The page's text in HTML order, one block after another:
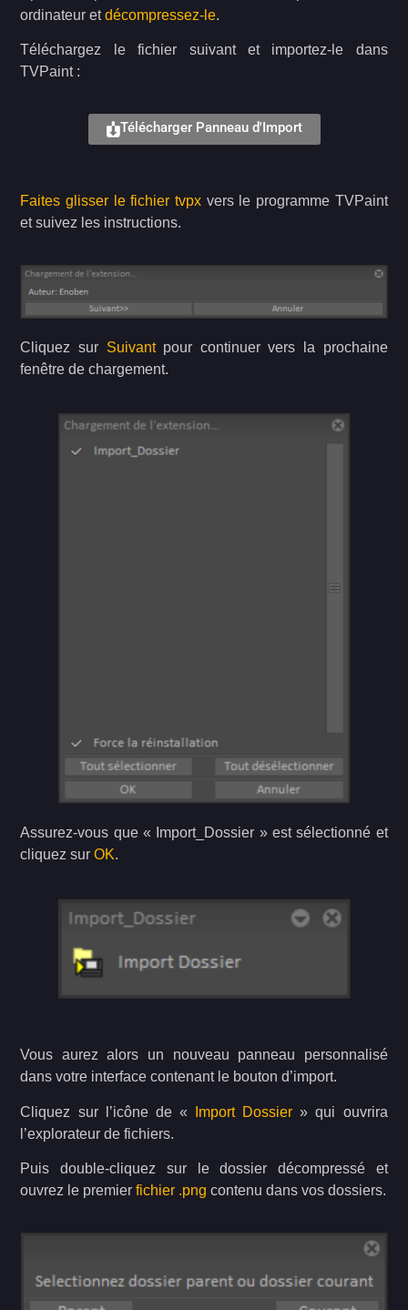
ordinateur etdécompressez-le.
Téléchargez le fichier suivant et importez-le dans
TVPaint :
Télécharger Panneau d'Import
Faites glisser le fichier tvpx vers le programme TVPaint
et suivez les instructions.
Cliquez sur Suivantpour continuer vers la prochaine
fenêtre de chargement.
Assurez-vous que « Import_Dossier » est sélectionné et
cliquez surOK.
Vous aurez alors un nouveau panneau personnalisé
dans votre interface contenant le bouton d’import.
Cliquez sur l’icône de « Import Dossier » qui ouvrira
l’explorateur de fichiers.
Puis double-cliquez sur le dossier décompressé et
ouvrez le premierfichier .png contenu dans vos dossiers.